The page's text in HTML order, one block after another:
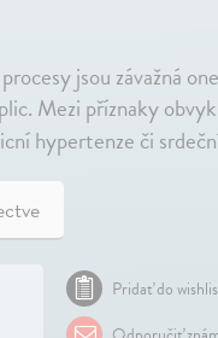
jsou závažná
Mezi příznaky
hypertenze či
Pridať do